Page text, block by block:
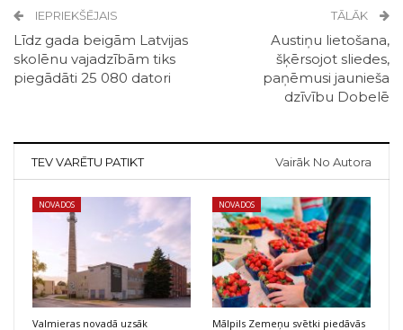
IEPRIEKŠĒJAIS
Līdz gada beigām Latvijas
skolēnu vajadzībām tiks
piegādāti 25 080 datori
TĀLĀK
Austiņu lietošana,
šķērsojot sliedes,
paņēmusi jaunieša
dzīvību Dobelē
TEV VARĒTU PATIKT Vairāk No Autora
NOVADOS
Valmieras novadā uzsāk
NOVADOS
Mālpils Zemeņu svētki piedāvās